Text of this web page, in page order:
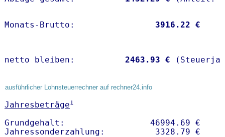
Monats-Brutto: 3916.22 €
netto bleiben: 2463.93 €
ausführlicher Lohnsteuerrechner auf rechner24.info
Jahresbeträge1
Grundgehalt:                 46994.69 €